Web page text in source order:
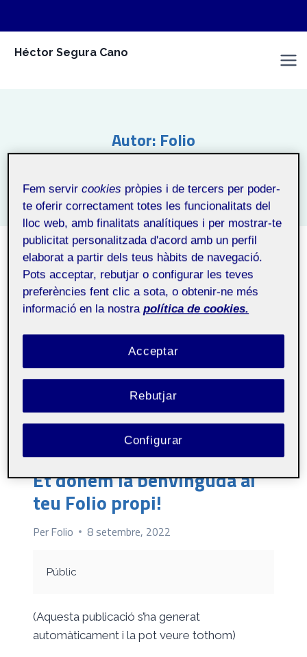
Héctor Segura Cano
Autor: Folio
Et donem la benvinguda al
teu Folio propi!
PerFolio 8 setembre, 2022
Públic
(Aquesta publicació s’ha generat
automàticament i la pot veure tothom)
Fem servircookies pròpies i de tercers per poder-
te oferir correctament totes les funcionalitats del
lloc web, amb finalitats analítiques i per mostrar-te
publicitat personalitzada d'acord amb un perfil
elaborat a partir dels teus hàbits de navegació.
Pots acceptar, rebutjar o configurar les teves
preferències fent clic a sota, o obtenir-ne més
informació en la nostra política de cookies.
Rebutjar
Acceptar
Configurar